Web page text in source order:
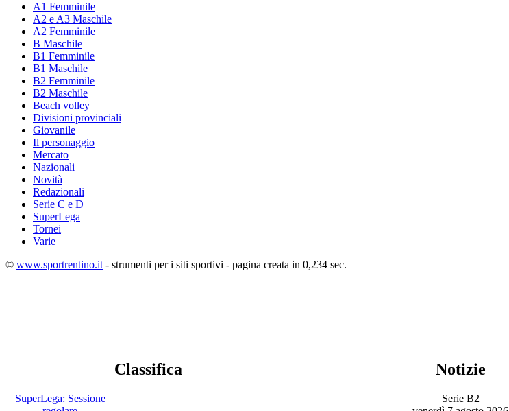
A1 Femminile
A2 e A3 Maschile
A2 Femminile
B Maschile
B1 Femminile
B1 Maschile
B2 Femminile
B2 Maschile
Beach volley
Divisioni provinciali
Giovanile
Il personaggio
Mercato
Nazionali
Novità
Redazionali
Serie C e D
SuperLega
Tornei
Varie
© www.sportrentino.it - strumenti per i siti sportivi - pagina creata in 0,234 sec.
Classifica
SuperLega: Sessione
Notizie
Serie B2